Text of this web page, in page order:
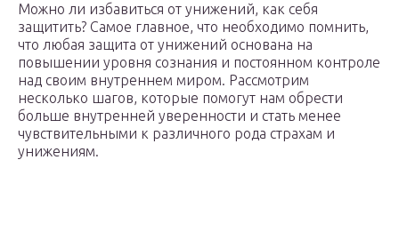
Можно ли избавиться от унижений, как себя
защитить? Самое главное, что необходимо помнить,
что любая защита от унижений основана на
повышении уровня сознания и постоянном контроле
над своим внутреннем миром. Рассмотрим
несколько шагов, которые помогут нам обрести
больше внутренней уверенности и стать менее
чувствительными к различного рода страхам и
унижениям.